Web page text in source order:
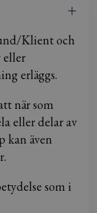
Klient och
eller
erläggs.
när som
eller delar av
kan även
som i